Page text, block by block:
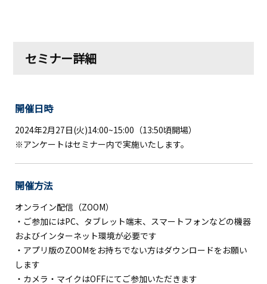
セミナー詳細
開催日時
2024年2月27日(火)14:00~15:00（13:50頃開場）
※アンケートはセミナー内で実施いたします。
開催方法
オンライン配信（ZOOM）
・ご参加にはPC、タブレット端末、スマートフォンなどの機器
およびインターネット環境が必要です
・アプリ版のZOOMをお持ちでない方はダウンロードをお願い
します
・カメラ・マイクはOFFにてご参加いただきます